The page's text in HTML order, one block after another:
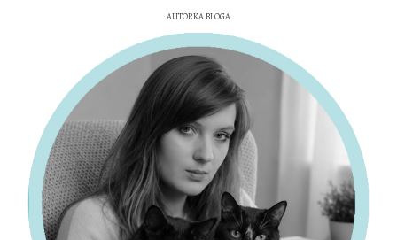
AUTORKA BLOGA